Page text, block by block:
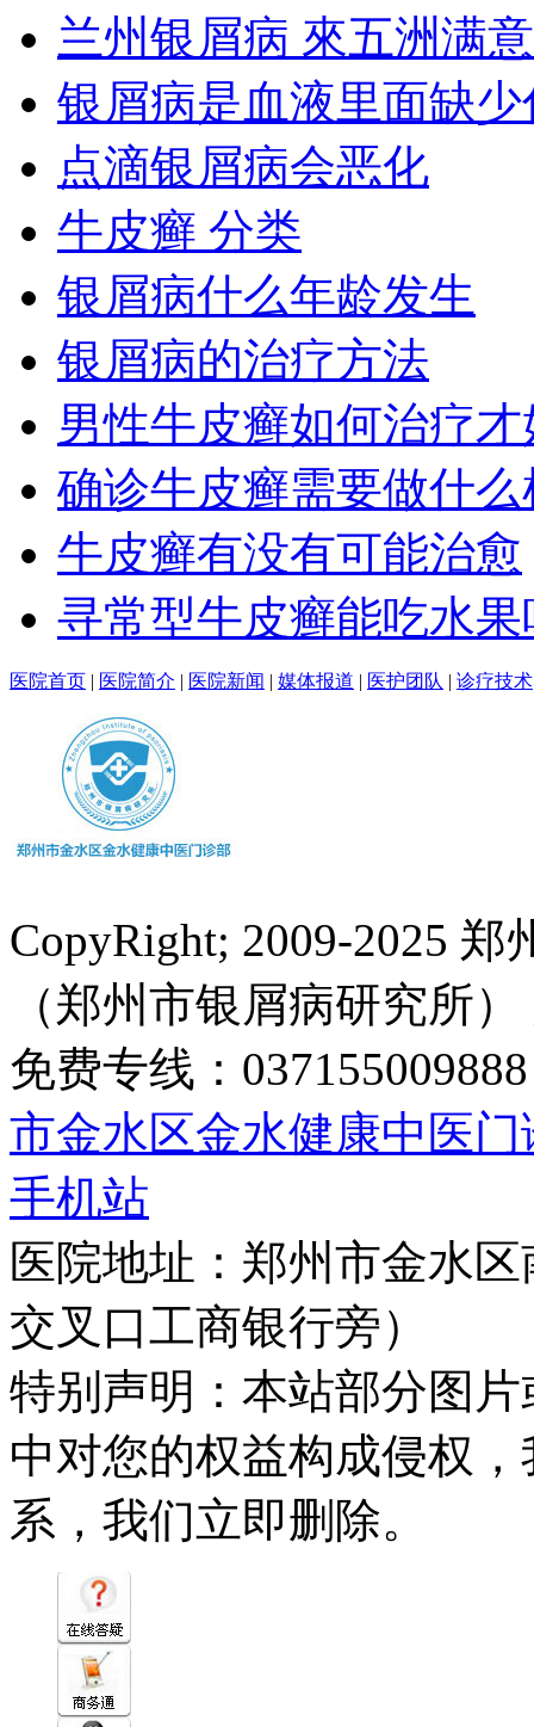
兰州银屑病 來五洲满意
银屑病是血液里面缺少
点滴银屑病会恶化
牛皮癣 分类
银屑病什么年龄发生
银屑病的治疗方法
男性牛皮癣如何治疗才
确诊牛皮癣需要做什
牛皮癣有没有可能治愈
寻常型牛皮癣能吃水果
医院首页 | 医院简介 | 医院新闻 | 媒体报道 | 医护团队 | 诊疗技术
CopyRight; 2009-2025
（郑州市银屑病研究所
免费专线：
市金水区金水健康中医
手机站
医院地址：郑州市金水
交叉口工商银行旁）
特别声明：本站部分图
中对您的权益构成侵权
系，我们立即删除。